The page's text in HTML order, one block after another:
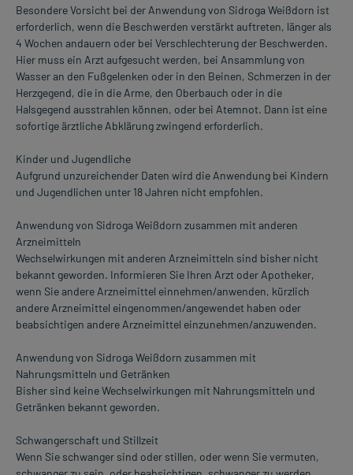
Besondere Vorsicht bei der Anwendung von Sidroga Weißdorn ist
erforderlich, wenn die Beschwerden verstärkt auftreten, länger als
4 Wochen andauern oder bei Verschlechterung der Beschwerden.
Hier muss ein Arzt aufgesucht werden, bei Ansammlung von
Wasser an den Fußgelenken oder in den Beinen, Schmerzen in der
Herzgegend, die in die Arme, den Oberbauch oder in die
Halsgegend ausstrahlen können, oder bei Atemnot. Dann ist eine
sofortige ärztliche Abklärung zwingend erforderlich.
Kinder und Jugendliche
Aufgrund unzureichender Daten wird die Anwendung bei Kindern
und Jugendlichen unter 18 Jahren nicht empfohlen.
Anwendung von Sidroga Weißdorn zusammen mit anderen
Arzneimitteln
Wechselwirkungen mit anderen Arzneimitteln sind bisher nicht
bekannt geworden. Informieren Sie Ihren Arzt oder Apotheker,
wenn Sie andere Arzneimittel einnehmen/anwenden, kürzlich
andere Arzneimittel eingenommen/angewendet haben oder
beabsichtigen andere Arzneimittel einzunehmen/anzuwenden.
Anwendung von Sidroga Weißdorn zusammen mit
Nahrungsmitteln und Getränken
Bisher sind keine Wechselwirkungen mit Nahrungsmitteln und
Getränken bekannt geworden.
Schwangerschaft und Stillzeit
Wenn Sie schwanger sind oder stillen, oder wenn Sie vermuten,